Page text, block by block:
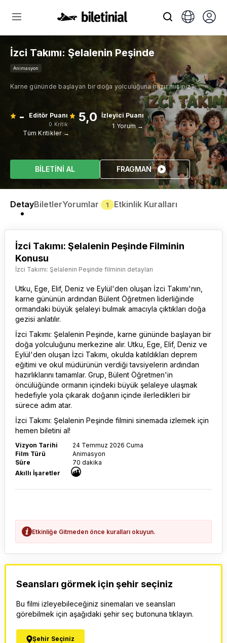
İzci Takımı: Şelalenin Peşinde
Animasyon
Karne gününde başlayan bir doğa yolculuğuna hazır mısınız?
- Editör Puanı
0 Kritik
Tüm Kritikler →
5,0 İzleyici Puanı
1 Yorum →
BİLETİNİ AL FRAGMAN
DetayBiletlerYorumlar 1 Etkinlik Kuralları
İzci Takımı: Şelalenin Peşinde Filminin
Konusu
İzci Takımı: Şelalenin Peşinde filminin detayları
Utku, Ege, Elif, Deniz ve Eylül'den oluşan İzci Takımı'nın,
karne gününün ardından Bülent Öğretmen liderliğinde
ormandaki büyük şelaleyi bulmak amacıyla çıktıkları doğa
gezisi anlatılır.
İzci Takımı: Şelalenin Peşinde, karne gününde başlayan bir
doğa yolculuğunu merkezine alır. Utku, Ege, Elif, Deniz ve
Eylül'den oluşan İzci Takımı, okulda katıldıkları deprem
eğitimi ve okul müdürünün verdiği tavsiyelerin ardından
hazırlıklarını tamamlar. Grup, Bülent Öğretmen'in
öncülüğünde ormanın içindeki büyük şelaleye ulaşmak
hedefiyle yola çıkarak doğanın içinde ilerledikleri bir
sürece adım atar.
İzci Takımı: Şelalenin Peşinde filmini sinemada izlemek için
hemen biletini al!
Vizyon Tarihi
24 Temmuz 2026 Cuma
Film Türü
Animasyon
Süre
70 dakika
Akıllı İşaretler
Etkinliğe Gitmeden önce kuralları okuyun.
Seansları görmek için şehir seçiniz
Bu filmi izleyebileceğiniz sinemaları ve seansları
görebilmek için aşağıdaki şehir seç butonuna tıklayın.
Şehir Seçiniz